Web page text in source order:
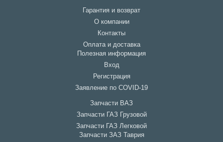
Гарантия и возврат
О компании
Контакты
Оплата и доставка
Полезная информация
Вход
Регистрация
Заявление по COVID-19
Запчасти ВАЗ
Запчасти ГАЗ Грузовой
Запчасти ГАЗ Легковой
Запчасти ЗАЗ Таврия